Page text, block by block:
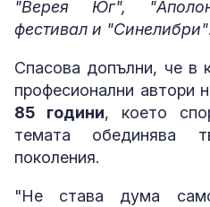
"Верея Юг",
фестивал и "Синелибри".
Спасова допълни, че в
професионални автори
85 години, което
темата обединява
поколения.
"Не става дума